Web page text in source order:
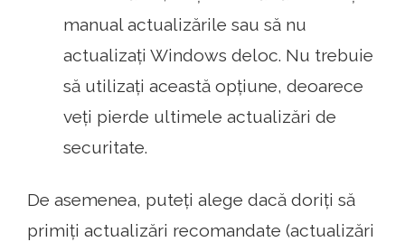
manual actualizările sau să nu
actualizați Windows deloc. Nu trebuie
să utilizați această opțiune, deoarece
veți pierde ultimele actualizări de
securitate.
De asemenea, puteți alege dacă doriți să
primiți actualizări recomandate (actualizări